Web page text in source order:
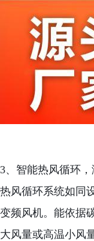
3、智能热风循环
热风循环系统如同
变频风机。能依据
大风量或高温小风